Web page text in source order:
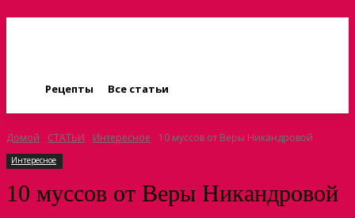
Рецепты Все статьи
Домой СТАТЬИ Интересное 10 муссов от Веры Никандровой
Интересное
10 муссов от Веры Никандровой